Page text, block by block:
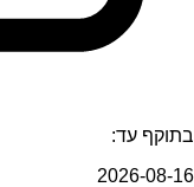
בתוקף עד:
2026-08-16